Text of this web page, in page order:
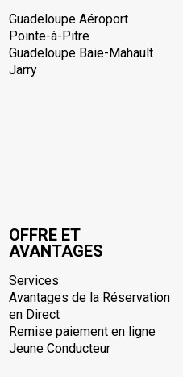
Guadeloupe Aéroport
Pointe-à-Pitre
Guadeloupe Baie-Mahault
Jarry
OFFRE ET
AVANTAGES
Services
Avantages de la Réservation
en Direct
Remise paiement en ligne
Jeune Conducteur